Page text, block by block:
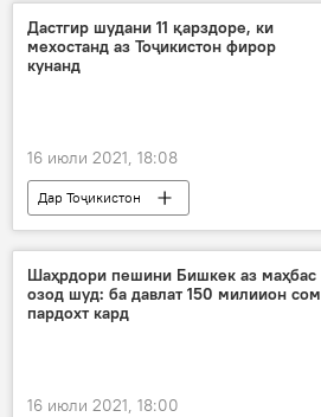
Дастгир шудани 11 қарздоре, ки
мехостанд аз Тоҷикистон фирор
кунанд
16 июли 2021, 18:08
Дар Тоҷикистон
Рӯйдод, ҷиноят ва ҳолатҳои фавқулода
қарздиҳӣ
Шаҳрдори пешини Бишкек аз маҳбас
озод шуд: ба давлат 150 милиион сом
пардохт кард
16 июли 2021, 18:00